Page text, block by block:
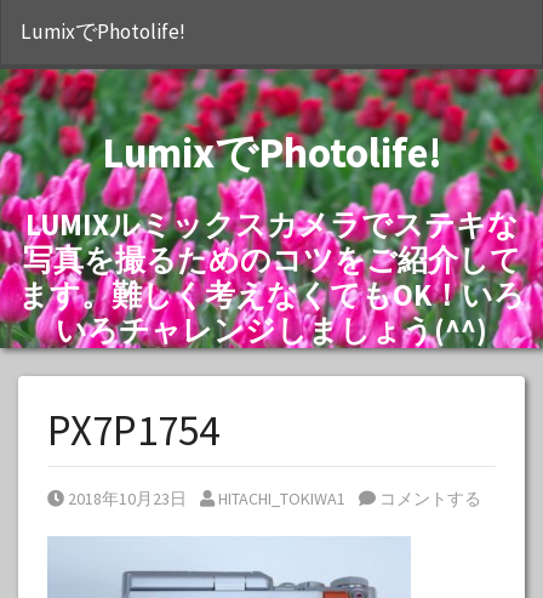
LumixでPhotolife!
LumixでPhotolife!
LUMIXルミックスカメラでステキな
写真を撮るためのコツをご紹介して
ます。難しく考えなくてもOK！いろ
いろチャレンジしましょう(^^)
PX7P1754
Posted on
2018年10月23日 Posted by
HITACHI_TOKIWA1 コメントする